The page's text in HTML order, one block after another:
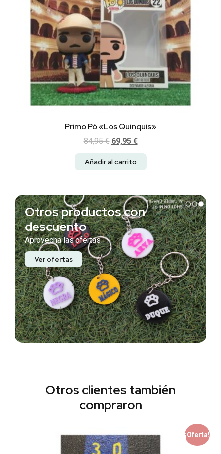
Primo Pó «Los Quinquis»
84,95€ 69,95 €
Añadir al carrito
Otros productos con
descuento
Aprovecha las ofertas
Ver ofertas
Otros clientes también
compraron
¡Oferta!